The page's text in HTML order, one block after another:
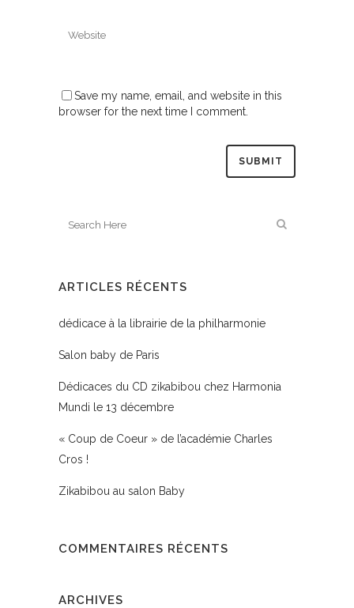
Save my name, email, and website in this
browser for the next time I comment.
ARTICLES RÉCENTS
dédicace à la librairie de la philharmonie
Salon baby de Paris
Dédicaces du CD zikabibou chez Harmonia
Mundi le 13 décembre
« Coup de Coeur » de l’académie Charles
Cros !
Zikabibou au salon Baby
COMMENTAIRES RÉCENTS
ARCHIVES